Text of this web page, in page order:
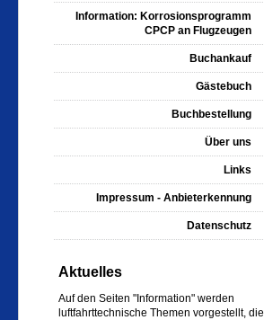
Information: Korrosionsprogramm
CPCP an Flugzeugen
Buchankauf
Gästebuch
Buchbestellung
Über uns
Links
Impressum - Anbieterkennung
Datenschutz
Aktuelles
Auf den Seiten "Information" werden
luftfahrttechnische Themen vorgestellt, die